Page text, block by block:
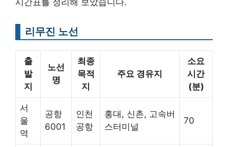
시간표를 정리해 보았습니다.
리무진 노선
출
발
지
노선
명
최종
목적
지
주요 경유지
소요
시간
(분)
서
울
역
공항
6001
인천
공항
홍대, 신촌, 고속버
스터미널
70